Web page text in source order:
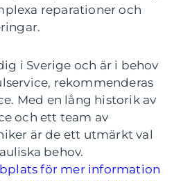
reparationer och
i Sverige och är i behov
rekommenderas
Med en lång historik av
och ett team av
är de ett utmärkt val
behov.
för mer information